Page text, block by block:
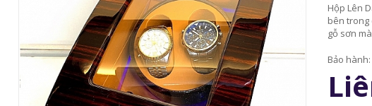
Hộp Lên
bên trong
gỗ sơn
Bảo